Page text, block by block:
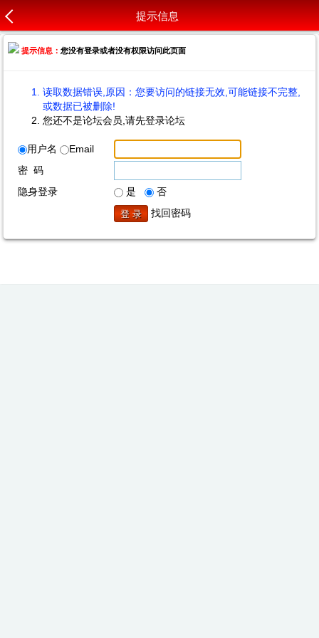
提示信息
提示信息：您没有登录或者没有权限访问此页面
读取数据错误,原因：您要访问的链接无效,可能链接不完整,
或数据已被删除!
您还不是论坛会员,请先登录论坛
用户名
Email
密 码
隐身登录
是
否
找回密码